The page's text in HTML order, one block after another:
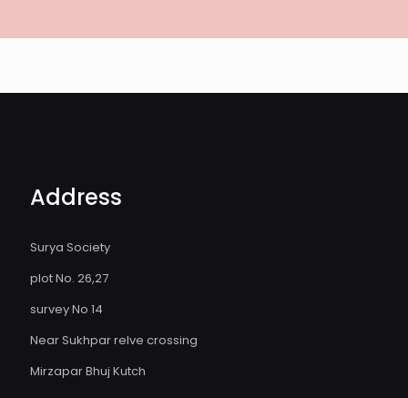
Address
Surya Society
plot No. 26,27
survey No 14
Near Sukhpar relve crossing
Mirzapar Bhuj Kutch